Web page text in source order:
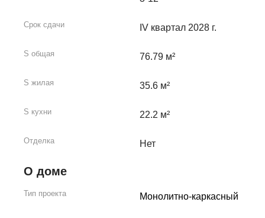
Срок сдачи IV квартал 2028 г.
S общая 76.79 м²
S жилая 35.6 м²
S кухни 22.2 м²
Отделка Нет
О доме
Тип проекта Монолитно-каркасный